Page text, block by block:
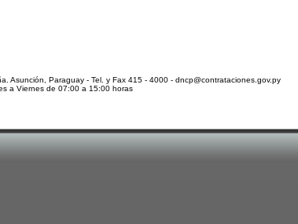
Asunción, Paraguay - Tel. y Fax 415 - 4000 - dncp@contrataciones.gov.py
a Viernes de 07:00 a 15:00 horas